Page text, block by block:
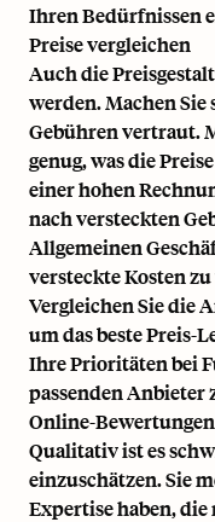
Ihren Bedürfnissen
Preise vergleichen
Auch die
werden. Machen
Gebühren vertraut.
genug, was die
einer hohen
nach versteckten
Allgemeinen
versteckte Kosten
Vergleichen Sie die
um das beste Preis-
Ihre Prioritäten bei
passenden Anbieter
Online-
Qualitativ ist es
einzuschätzen. Sie
Expertise haben,